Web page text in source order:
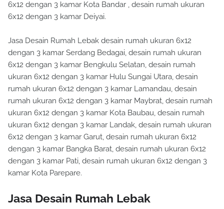
6x12 dengan 3 kamar Kota Bandar , desain rumah ukuran
6x12 dengan 3 kamar Deiyai.
Jasa Desain Rumah Lebak desain rumah ukuran 6x12
dengan 3 kamar Serdang Bedagai, desain rumah ukuran
6x12 dengan 3 kamar Bengkulu Selatan, desain rumah
ukuran 6x12 dengan 3 kamar Hulu Sungai Utara, desain
rumah ukuran 6x12 dengan 3 kamar Lamandau, desain
rumah ukuran 6x12 dengan 3 kamar Maybrat, desain rumah
ukuran 6x12 dengan 3 kamar Kota Baubau, desain rumah
ukuran 6x12 dengan 3 kamar Landak, desain rumah ukuran
6x12 dengan 3 kamar Garut, desain rumah ukuran 6x12
dengan 3 kamar Bangka Barat, desain rumah ukuran 6x12
dengan 3 kamar Pati, desain rumah ukuran 6x12 dengan 3
kamar Kota Parepare.
Jasa Desain Rumah Lebak